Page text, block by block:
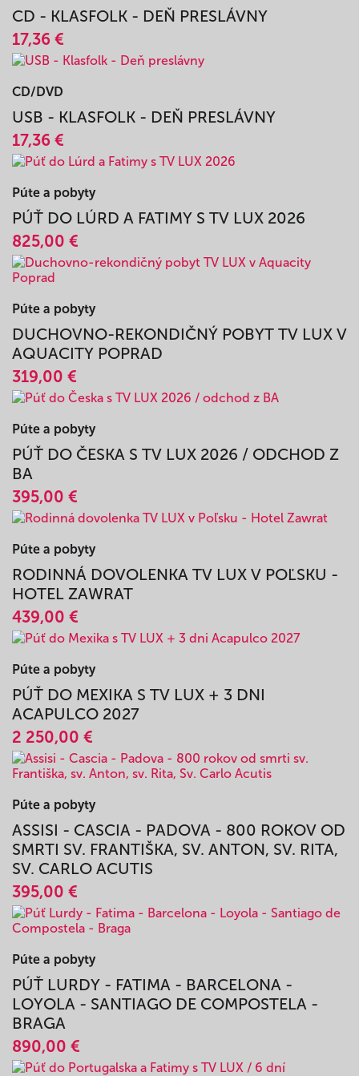
13,48 €
CD/DVD
CD - KLASFOLK - DEŇ PRESLÁVNY
17,36 €
CD/DVD
USB - KLASFOLK - DEŇ PRESLÁVNY
17,36 €
Púte a pobyty
825,00 €
Púte a pobyty
DUCHOVNO-REKONDIČNÝ POBYT TV LUX V
AQUACITY POPRAD
319,00 €
Púte a pobyty
PÚŤ DO ČESKA S TV LUX 2026 / ODCHOD Z
BA
395,00 €
Púte a pobyty
RODINNÁ DOVOLENKA TV LUX V POĽSKU -
HOTEL ZAWRAT
439,00 €
Púte a pobyty
PÚŤ DO MEXIKA S TV LUX + 3 DNI
2 250,00 €
Púte a pobyty
ASSISI - CASCIA - PADOVA - 800 ROKOV OD
SMRTI SV. FRANTIŠKA, SV. ANTON, SV. RITA,
SV. CARLO ACUTIS
395,00 €
Púte a pobyty
PÚŤ LURDY - FATIMA - BARCELONA -